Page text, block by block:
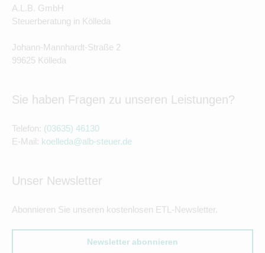
A.L.B. GmbH
Steuerberatung in Kölleda
Johann-Mannhardt-Straße 2
99625 Kölleda
Sie haben Fragen zu unseren Leistungen?
Telefon: (03635) 46130
E-Mail: koelleda@alb-steuer.de
Unser Newsletter
Abonnieren Sie unseren kostenlosen ETL-Newsletter.
Newsletter abonnieren